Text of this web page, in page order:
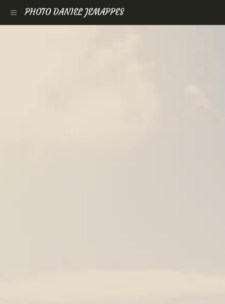
PHOTO DANIEL JEMAPPES